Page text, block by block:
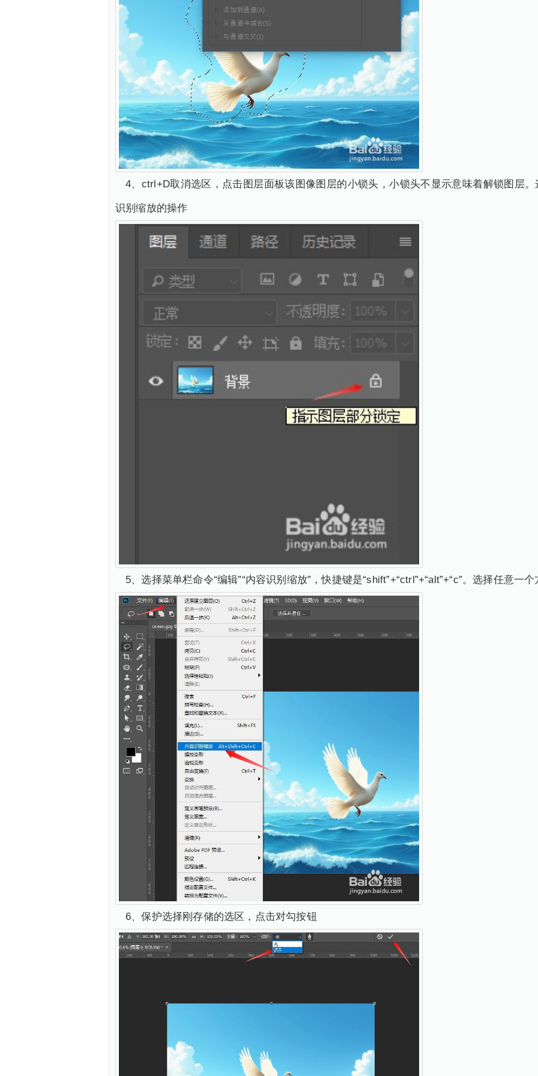
4、ctrl+D取消选区，点击图层面板该图像图层的小锁头，小锁头不显示意味着解锁图层
识别缩放的操作
5、选择菜单栏命令“编辑”“内容识别缩放”，快捷键是“shift”+“ctrl”+“alt”+“c”。选择任意一
6、保护选择刚存储的选区，点击对勾按钮